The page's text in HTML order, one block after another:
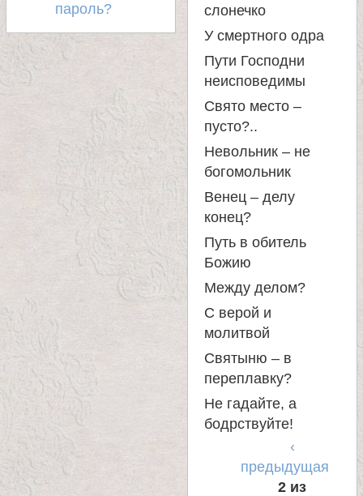
а
с
ц
ы
К
а
н
пароль?
слонечко
У смертного одра
Пути Господни
неисповедимы
Свято место –
пусто?..
Невольник – не
богомольник
Венец – делу
конец?
Путь в обитель
Божию
Между делом?
С верой и
молитвой
Святыню – в
переплавку?
Не гадайте, а
бодрствуйте!
‹
предыдущая
2 из